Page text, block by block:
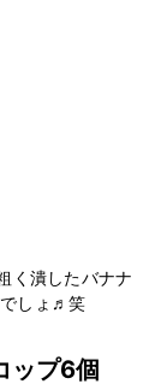
く潰したバナナ
でしょ♬笑
ップ6個